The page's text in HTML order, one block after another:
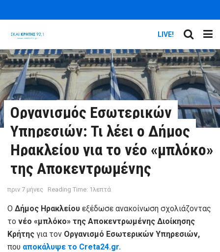
LIVE!
Οργανισμός Εσωτερικών
Υπηρεσιών: Τι λέει ο Δήμος
Ηρακλείου για το νέο «μπλόκο»
της Αποκεντρωμένης
πριν 7 μήνες Reading Time: 1λεπτά
Ο Δήμος Ηρακλείου εξέδωσε ανακοίνωση σχολιάζοντας
το νέο «μπλόκο» της Αποκεντρωμένης Διοίκησης
Κρήτης για τον Οργανισμό Εσωτερικών Υπηρεσιών,
που αποκάλυψε το Creta24.gr.